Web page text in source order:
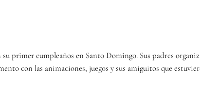
primer cumpleaños en Santo Domingo. Sus padres
con las animaciones, juegos y sus amiguitos que